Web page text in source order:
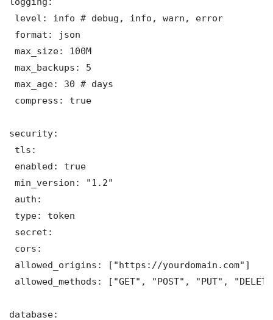
level: info # debug, info, warn, error
format: json
max_size: 100M
max_backups: 5
max_age: 30 # days
compress: true
security:
tls:
enabled: true
min_version: "1.2"
auth:
type: token
secret:
cors:
allowed_origins: ["https://yourdomain.com"]
allowed_methods: ["GET", "POST", "PUT",
database: